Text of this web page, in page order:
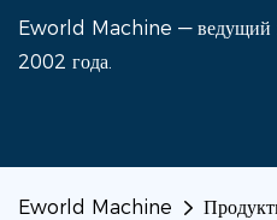
Eworld Machine — ведущий
2002 года.
Eworld Machine